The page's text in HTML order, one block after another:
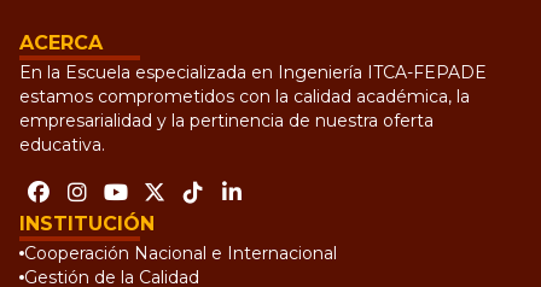
ACERCA
En la Escuela especializada en Ingeniería ITCA-FEPADE
estamos comprometidos con la calidad académica, la
empresarialidad y la pertinencia de nuestra oferta
educativa.
INSTITUCIÓN
Cooperación Nacional e Internacional
Gestión de la Calidad